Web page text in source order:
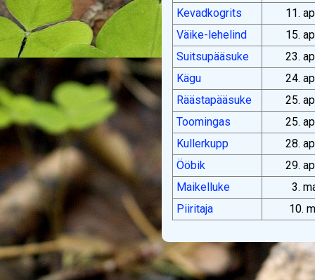
Kevadkogrits
11.
Väike-lehelind
15.
Suitsupääsuke
23.
Kägu
24.
Räästapääsuke
25.
Toomingas
25.
Kullerkupp
28.
Ööbik
29.
Maikelluke
3.
Piiritaja
10.